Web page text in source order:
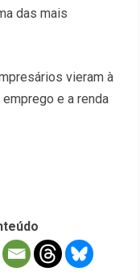
das mais
vieram à
e a renda